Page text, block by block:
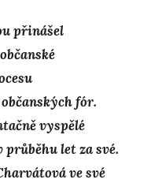
přinášel
fór.
vyspělé
let za své.
ve své